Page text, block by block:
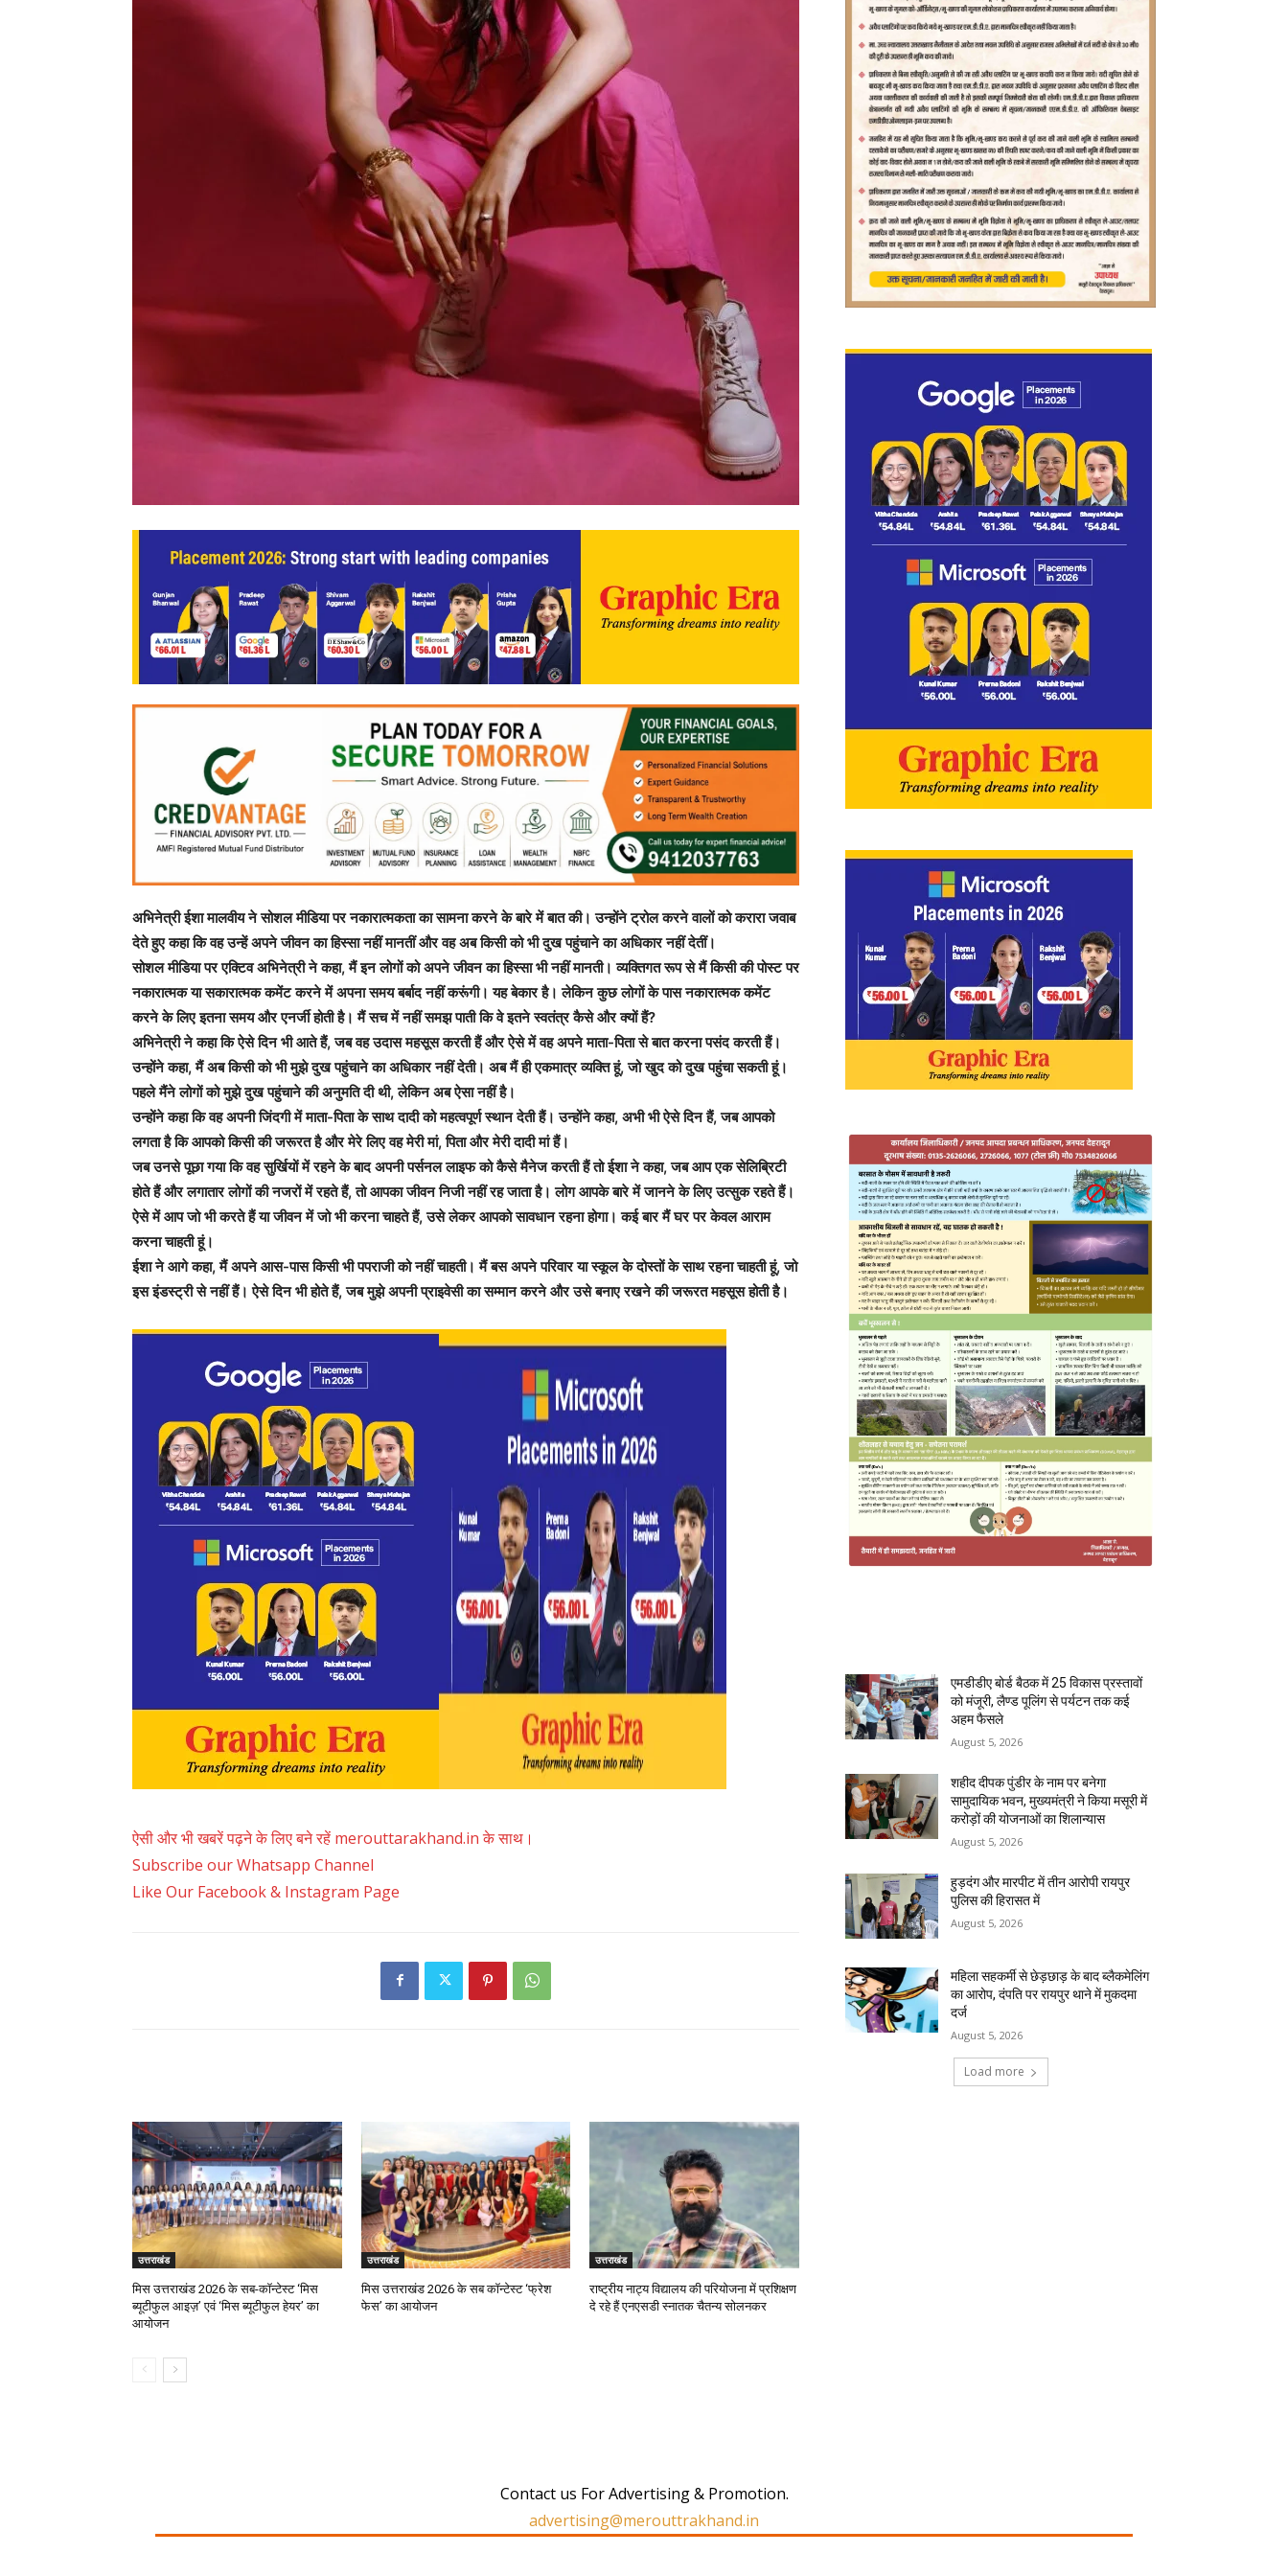
अभिनेत्री ईशा मालवीय ने सोशल मीडिया पर नकारात्मकता का सामना करने के बारे में बात की। उन्होंने ट्रोल करने वालों को करारा जवाब
देते हुए कहा कि वह उन्हें अपने जीवन का हिस्सा नहीं मानतीं और वह अब किसी को भी दुख पहुंचाने का अधिकार नहीं देतीं।
सोशल मीडिया पर एक्टिव अभिनेत्री ने कहा, मैं इन लोगों को अपने जीवन का हिस्सा भी नहीं मानती। व्यक्तिगत रूप से मैं किसी की पोस्ट पर
नकारात्मक या सकारात्मक कमेंट करने में अपना समय बर्बाद नहीं करूंगी। यह बेकार है। लेकिन कुछ लोगों के पास नकारात्मक कमेंट
करने के लिए इतना समय और एनर्जी होती है। मैं सच में नहीं समझ पाती कि वे इतने स्वतंत्र कैसे और क्यों हैं?
अभिनेत्री ने कहा कि ऐसे दिन भी आते हैं, जब वह उदास महसूस करती हैं और ऐसे में वह अपने माता-पिता से बात करना पसंद करती हैं।
उन्होंने कहा, मैं अब किसी को भी मुझे दुख पहुंचाने का अधिकार नहीं देती। अब मैं ही एकमात्र व्यक्ति हूं, जो खुद को दुख पहुंचा सकती हूं।
पहले मैंने लोगों को मुझे दुख पहुंचाने की अनुमति दी थी, लेकिन अब ऐसा नहीं है।
उन्होंने कहा कि वह अपनी जिंदगी में माता-पिता के साथ दादी को महत्वपूर्ण स्थान देती हैं। उन्होंने कहा, अभी भी ऐसे दिन हैं, जब आपको
लगता है कि आपको किसी की जरूरत है और मेरे लिए वह मेरी मां, पिता और मेरी दादी मां हैं।
जब उनसे पूछा गया कि वह सुर्खियों में रहने के बाद अपनी पर्सनल लाइफ को कैसे मैनेज करती हैं तो ईशा ने कहा, जब आप एक सेलिब्रिटी
होते हैं और लगातार लोगों की नजरों में रहते हैं, तो आपका जीवन निजी नहीं रह जाता है। लोग आपके बारे में जानने के लिए उत्सुक रहते हैं।
ऐसे में आप जो भी करते हैं या जीवन में जो भी करना चाहते हैं, उसे लेकर आपको सावधान रहना होगा। कई बार मैं घर पर केवल आराम
करना चाहती हूं।
ईशा ने आगे कहा, मैं अपने आस-पास किसी भी पपराजी को नहीं चाहती। मैं बस अपने परिवार या स्कूल के दोस्तों के साथ रहना चाहती हूं, जो
इस इंडस्ट्री से नहीं हैं। ऐसे दिन भी होते हैं, जब मुझे अपनी प्राइवेसी का सम्मान करने और उसे बनाए रखने की जरूरत महसूस होती है।
ऐसी और भी खबरें पढ़ने के लिए बने रहें merouttarakhand.in के साथ।
Subscribe our Whatsapp Channel
Like Our Facebook & Instagram Page
उत्तराखंड
मिस उत्तराखंड 2026 के सब-कॉन्टेस्ट ‘मिस
ब्यूटीफुल आइज़’ एवं ‘मिस ब्यूटीफुल हेयर’ का
आयोजन
उत्तराखंड
मिस उत्तराखंड 2026 के सब कॉन्टेस्ट ‘फ्रेश
फेस’ का आयोजन
उत्तराखंड
राष्ट्रीय नाट्य विद्यालय की परियोजना में प्रशिक्षण
दे रहे हैं एनएसडी स्नातक चैतन्य सोलनकर
एमडीडीए बोर्ड बैठक में 25 विकास प्रस्तावों
को मंजूरी, लैण्ड पूलिंग से पर्यटन तक कई
अहम फैसले
August 5, 2026
शहीद दीपक पुंडीर के नाम पर बनेगा
सामुदायिक भवन, मुख्यमंत्री ने किया मसूरी में
करोड़ों की योजनाओं का शिलान्यास
August 5, 2026
हुड़दंग और मारपीट में तीन आरोपी रायपुर
पुलिस की हिरासत में
August 5, 2026
महिला सहकर्मी से छेड़छाड़ के बाद ब्लैकमेलिंग
का आरोप, दंपति पर रायपुर थाने में मुकदमा
दर्ज
August 5, 2026
Load more
Contact us For Advertising & Promotion.
advertising@merouttrakhand.in